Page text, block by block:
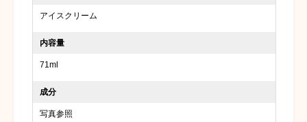
アイスクリーム
内容量
71ml
成分
写真参照